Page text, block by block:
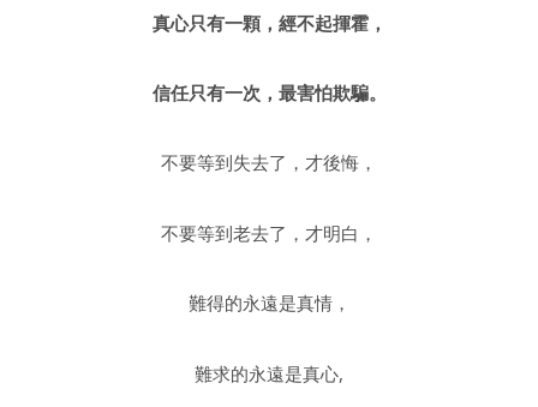
真心只有一顆，經不起揮霍，
信任只有一次，最害怕欺騙。
不要等到失去了，才後悔，
不要等到老去了，才明白，
難得的永遠是真情，
難求的永遠是真心,